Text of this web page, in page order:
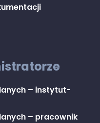
– instytut-
– pracownik